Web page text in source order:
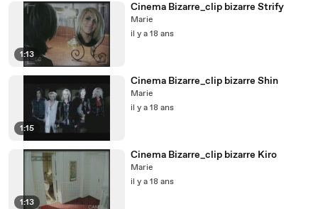
1:13
Cinema Bizarre_clip bizarre Strify
Marie
il y a 18 ans
1:15
Cinema Bizarre_clip bizarre Shin
Marie
il y a 18 ans
1:13
Cinema Bizarre_clip bizarre Kiro
Marie
il y a 18 ans